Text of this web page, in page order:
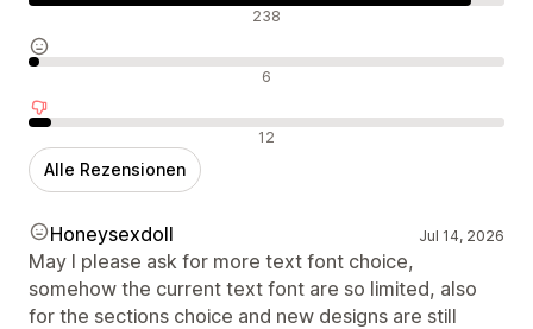
Positive Bewertungen 238
Neutrale Bewertungen 6
Negative Bewertungen 12
Alle Rezensionen
Honeysexdoll Jul 14, 2026
May I please ask for more text font choice,
somehow the current text font are so limited, also
for the sections choice and new designs are still